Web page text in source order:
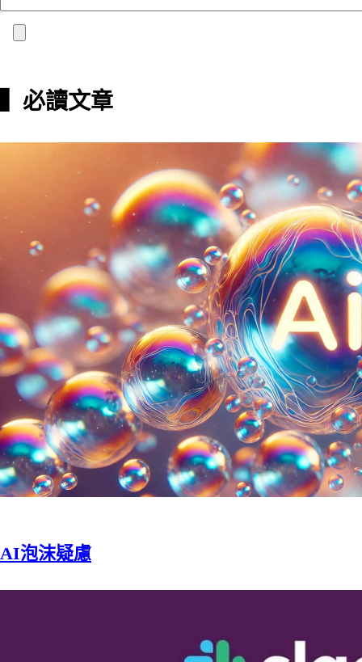
▍必讀文章
AI泡沫疑慮